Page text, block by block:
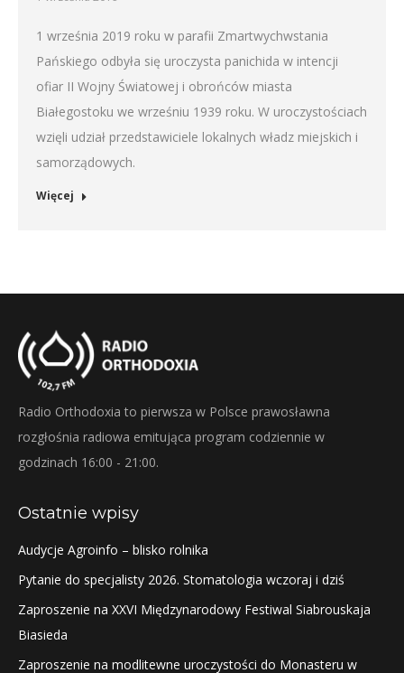
1 września 2019 roku w parafii Zmartwychwstania
Pańskiego odbyła się uroczysta panichida w intencji
ofiar II Wojny Światowej i obrońców miasta
Białegostoku we wrześniu 1939 roku. W uroczystościach
wzięli udział przedstawiciele lokalnych władz miejskich i
samorządowych.
Więcej
Radio Orthodoxia to pierwsza w Polsce prawosławna
rozgłośnia radiowa emitująca program codziennie w
godzinach 16:00 - 21:00.
Ostatnie wpisy
Audycje Agroinfo – blisko rolnika
Pytanie do specjalisty 2026. Stomatologia wczoraj i dziś
Zaproszenie na XXVI Międzynarodowy Festiwal Siabrouskaja
Biasieda
Zaproszenie na modlitewne uroczystości do Monasteru w